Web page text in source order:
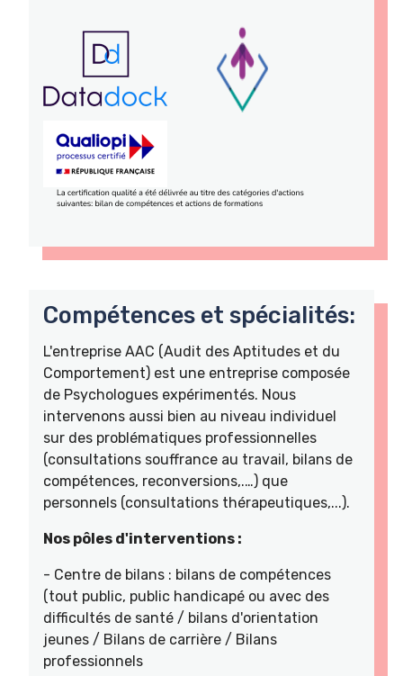
Compétences et spécialités:
L'entreprise AAC (Audit des Aptitudes et du
Comportement) est une entreprise composée
de Psychologues expérimentés. Nous
intervenons aussi bien au niveau individuel
sur des problématiques professionnelles
(consultations souffrance au travail, bilans de
compétences, reconversions,.…) que
personnels (consultations thérapeutiques,...).
Nos pôles d'interventions :
- Centre de bilans : bilans de compétences
(tout public, public handicapé ou avec des
difficultés de santé / bilans d'orientation
jeunes / Bilans de carrière / Bilans
professionnels